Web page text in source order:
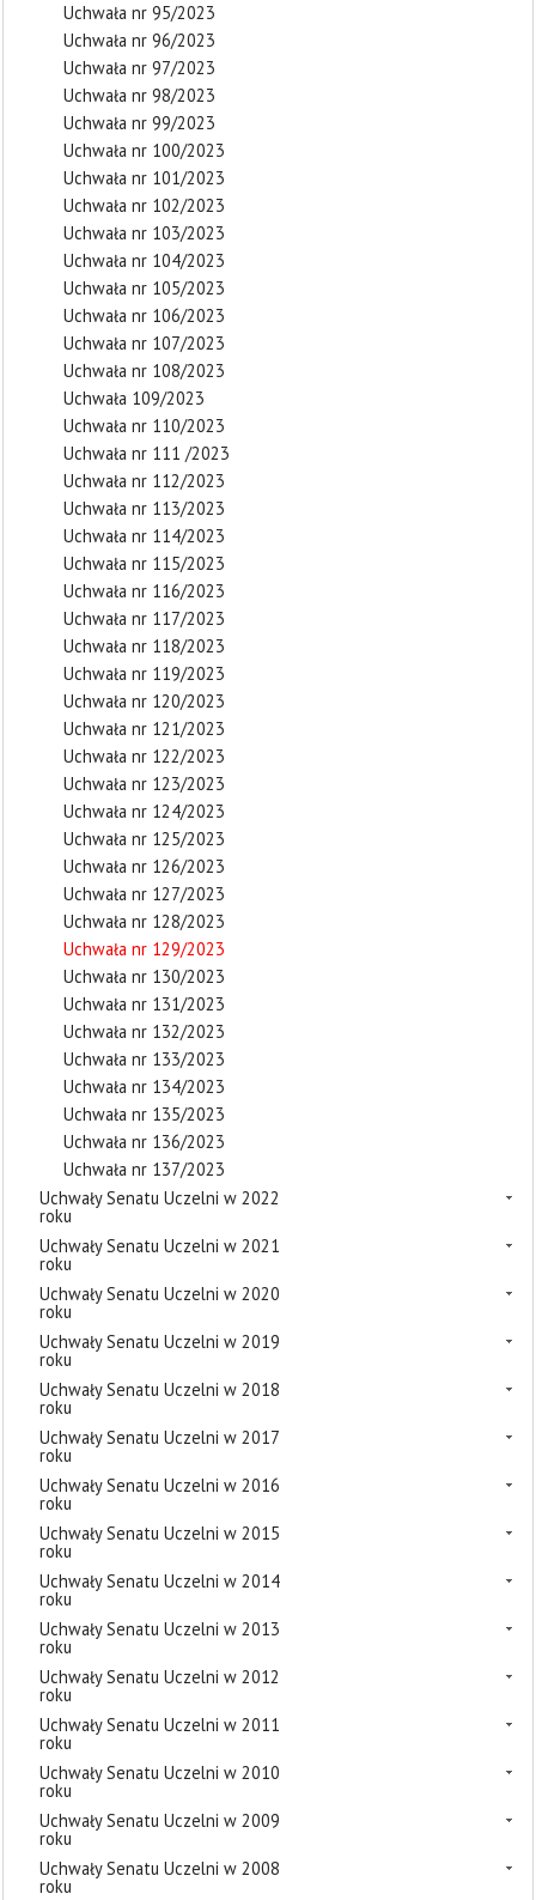
Uchwała nr 95/2023
Uchwała nr 96/2023
Uchwała nr 97/2023
Uchwała nr 98/2023
Uchwała nr 99/2023
Uchwała nr 100/2023
Uchwała nr 101/2023
Uchwała nr 102/2023
Uchwała nr 103/2023
Uchwała nr 104/2023
Uchwała nr 105/2023
Uchwała nr 106/2023
Uchwała nr 107/2023
Uchwała nr 108/2023
Uchwała 109/2023
Uchwała nr 110/2023
Uchwała nr 111 /2023
Uchwała nr 112/2023
Uchwała nr 113/2023
Uchwała nr 114/2023
Uchwała nr 115/2023
Uchwała nr 116/2023
Uchwała nr 117/2023
Uchwała nr 118/2023
Uchwała nr 119/2023
Uchwała nr 120/2023
Uchwała nr 121/2023
Uchwała nr 122/2023
Uchwała nr 123/2023
Uchwała nr 124/2023
Uchwała nr 125/2023
Uchwała nr 126/2023
Uchwała nr 127/2023
Uchwała nr 128/2023
Uchwała nr 129/2023
Uchwała nr 130/2023
Uchwała nr 131/2023
Uchwała nr 132/2023
Uchwała nr 133/2023
Uchwała nr 134/2023
Uchwała nr 135/2023
Uchwała nr 136/2023
Uchwała nr 137/2023
Uchwały Senatu Uczelni w 2022
roku
Uchwały Senatu Uczelni w 2021
roku
Uchwały Senatu Uczelni w 2020
roku
Uchwały Senatu Uczelni w 2019
roku
Uchwały Senatu Uczelni w 2018
roku
Uchwały Senatu Uczelni w 2017
roku
Uchwały Senatu Uczelni w 2016
roku
Uchwały Senatu Uczelni w 2015
roku
Uchwały Senatu Uczelni w 2014
roku
Uchwały Senatu Uczelni w 2013
roku
Uchwały Senatu Uczelni w 2012
roku
Uchwały Senatu Uczelni w 2011
roku
Uchwały Senatu Uczelni w 2010
roku
Uchwały Senatu Uczelni w 2009
roku
Uchwały Senatu Uczelni w 2008
roku